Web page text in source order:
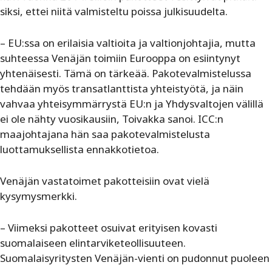
siksi, ettei niitä valmisteltu poissa julkisuudelta.
– EU:ssa on erilaisia valtioita ja valtionjohtajia, mutta
suhteessa Venäjän toimiin Eurooppa on esiintynyt
yhtenäisesti. Tämä on tärkeää. Pakotevalmistelussa
tehdään myös transatlanttista yhteistyötä, ja näin
vahvaa yhteisymmärrystä EU:n ja Yhdysvaltojen välillä
ei ole nähty vuosikausiin, Toivakka sanoi. ICC:n
maajohtajana hän saa pakotevalmistelusta
luottamuksellista ennakkotietoa.
Venäjän vastatoimet pakotteisiin ovat vielä
kysymysmerkki.
– Viimeksi pakotteet osuivat erityisen kovasti
suomalaiseen elintarviketeollisuuteen.
Suomalaisyritysten Venäjän-vienti on pudonnut puoleen